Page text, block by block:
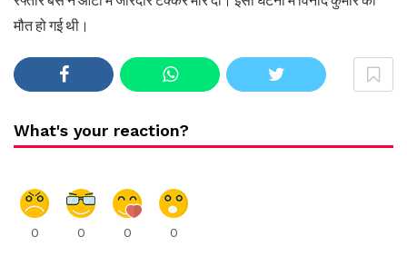
मौत हो गई थी।
What's your reaction?
0 0 0 0